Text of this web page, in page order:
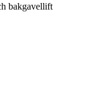
bakgavellift